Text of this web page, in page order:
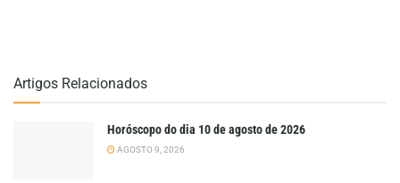
Artigos Relacionados
Horóscopo do dia 10 de agosto de 2026
AGOSTO 9, 2026